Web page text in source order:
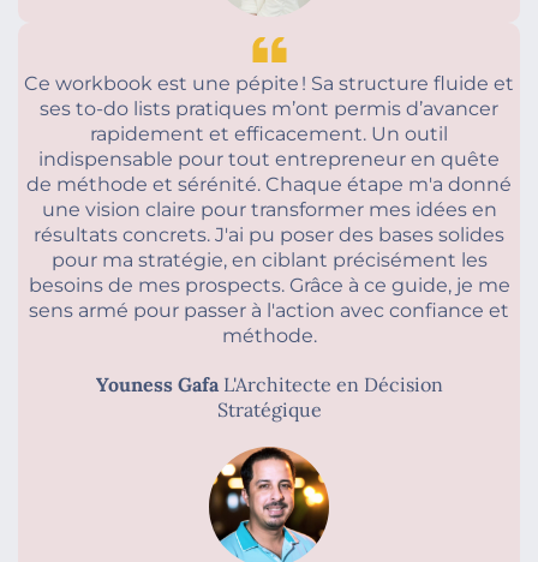
Ce workbook est une pépite ! Sa structure fluide et
ses to-do lists pratiques m’ont permis d’avancer
rapidement et efficacement. Un outil
indispensable pour tout entrepreneur en quête
de méthode et sérénité. Chaque étape m'a donné
une vision claire pour transformer mes idées en
résultats concrets. J'ai pu poser des bases solides
pour ma stratégie, en ciblant précisément les
besoins de mes prospects. Grâce à ce guide, je me
sens armé pour passer à l'action avec confiance et
méthode.
Youness Gafa L'Architecte en Décision
Stratégique